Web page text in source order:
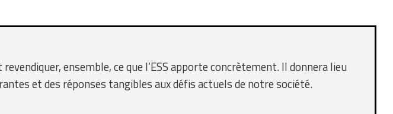
ensemble, ce que l’ESS apporte concrètement. Il donnera lieu
et des réponses tangibles aux défis actuels de notre société.